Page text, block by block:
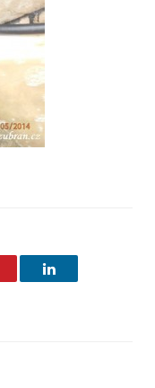
LinkedIn